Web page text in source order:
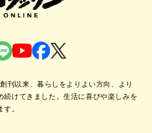
刊以来、暮らしをよりよい方向、より
続けてきました。生活に喜びや楽しみを
。